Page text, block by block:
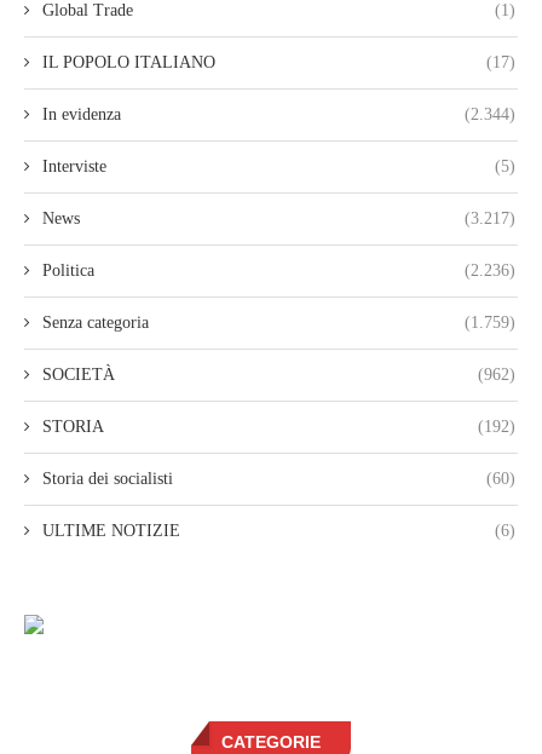
Global Trade (1)
IL POPOLO ITALIANO (17)
In evidenza (2.344)
Interviste (5)
News (3.217)
Politica (2.236)
Senza categoria (1.759)
SOCIETÀ (962)
STORIA (192)
Storia dei socialisti (60)
ULTIME NOTIZIE (6)
CATEGORIE